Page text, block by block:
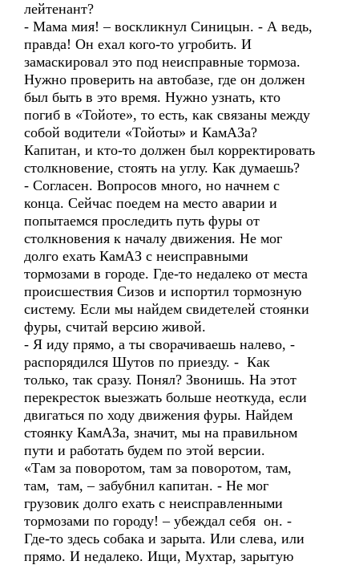
лейтенант?
- Мама мия! – воскликнул Синицын. - А ведь,
правда! Он ехал кого-то угробить. И
замаскировал это под неисправные тормоза.
Нужно проверить на автобазе, где он должен
был быть в это время. Нужно узнать, кто
погиб в «Тойоте», то есть, как связаны между
собой водители «Тойоты» и КамАЗа?
Капитан, и кто-то должен был корректировать
столкновение, стоять на углу. Как думаешь?
- Согласен. Вопросов много, но начнем с
конца. Сейчас поедем на место аварии и
попытаемся проследить путь фуры от
столкновения к началу движения. Не мог
долго ехать КамАЗ с неисправными
тормозами в городе. Где-то недалеко от места
происшествия Сизов и испортил тормозную
систему. Если мы найдем свидетелей стоянки
фуры, считай версию живой.
- Я иду прямо, а ты сворачиваешь налево, -
распорядился Шутов по приезду. - Как
только, так сразу. Понял? Звонишь. На этот
перекресток выезжать больше неоткуда, если
двигаться по ходу движения фуры. Найдем
стоянку КамАЗа, значит, мы на правильном
пути и работать будем по этой версии.
«Там за поворотом, там за поворотом, там,
там, там, – забубнил капитан. - Не мог
грузовик долго ехать с неисправленными
тормозами по городу! – убеждал себя он. -
Где-то здесь собака и зарыта. Или слева, или
прямо. И недалеко. Ищи, Мухтар, зарытую